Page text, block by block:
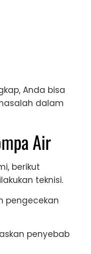
Anda bisa
dalam
Air
berikut
teknisi.
pengecekan
penyebab